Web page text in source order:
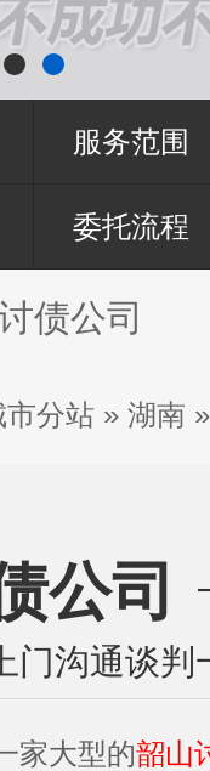
服务范围
委托流程
债公司
市分站 » 湖南 »
公司
门沟通谈判
家大型的韶山